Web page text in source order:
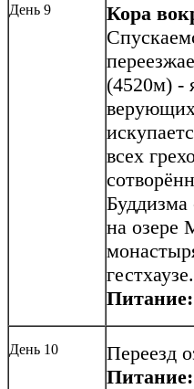
День 9
Кора
(4520м) -
всех
на озере
гестхаузе.
Питание:
День 10
Переезд
Питание: